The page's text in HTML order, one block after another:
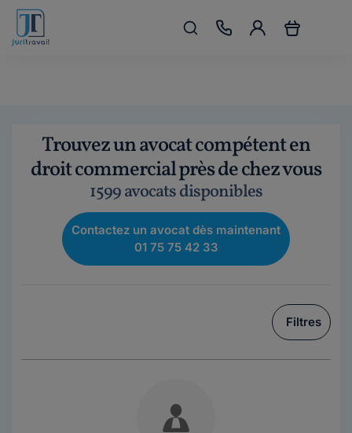
Trouvez un avocat compétent en
droit commercial près de chez vous
1599 avocats disponibles
Contactez un avocat dès maintenant
01 75 75 42 33
Filtres